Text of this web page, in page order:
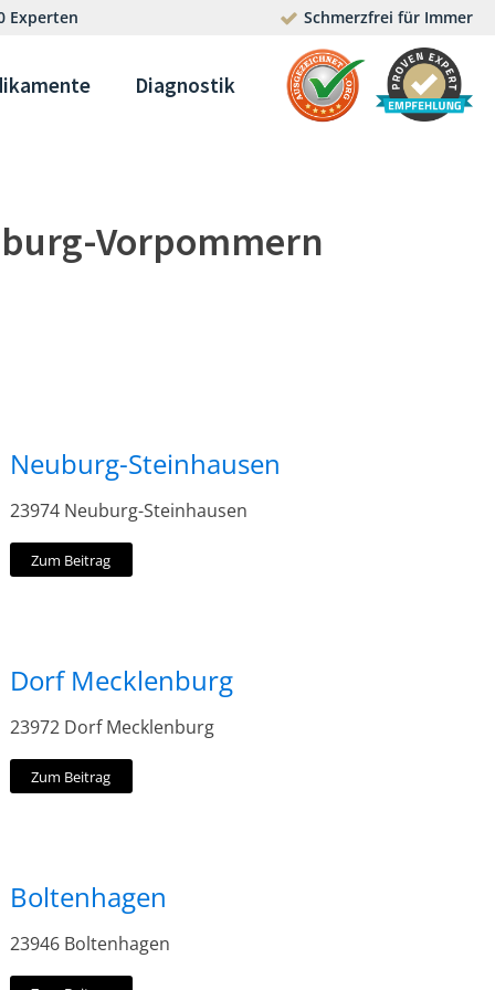
Experten Schmerzfrei für Immer
Diagnostik
Vorpommern
Neuburg-Steinhausen
23974 Neuburg-Steinhausen
Zum Beitrag
Dorf Mecklenburg
23972 Dorf Mecklenburg
Zum Beitrag
Boltenhagen
23946 Boltenhagen